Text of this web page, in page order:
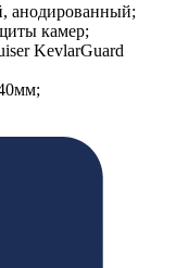
анодированный;
камер;
KevlarGuard